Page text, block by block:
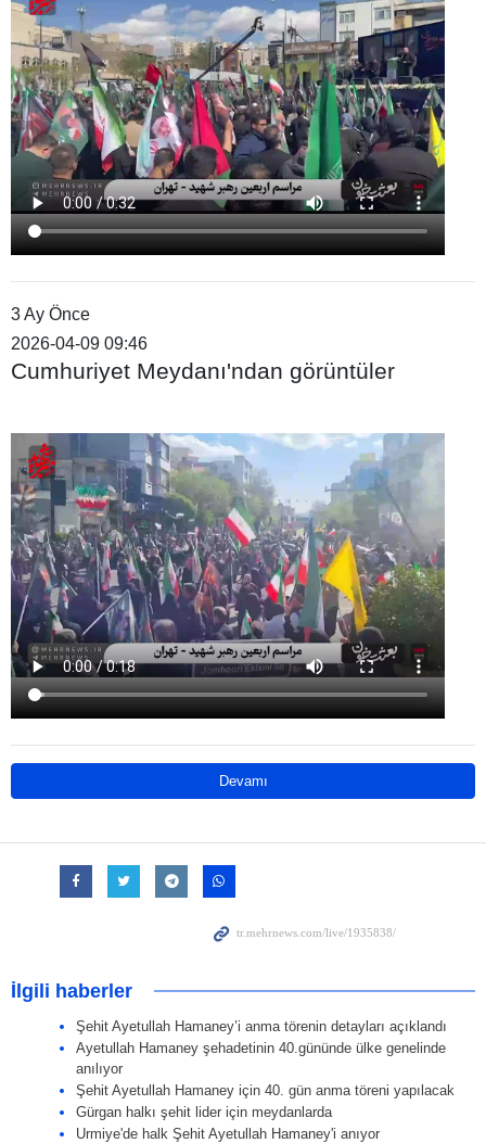
3 Ay Önce
2026-04-09 09:46
Cumhuriyet Meydanı'ndan görüntüler
Devamı
İlgili haberler
Şehit Ayetullah Hamaney’i anma törenin detayları açıklandı
Ayetullah Hamaney şehadetinin 40.gününde ülke genelinde
anılıyor
Şehit Ayetullah Hamaney için 40. gün anma töreni yapılacak
Gürgan halkı şehit lider için meydanlarda
Urmiye'de halk Şehit Ayetullah Hamaney'i anıyor